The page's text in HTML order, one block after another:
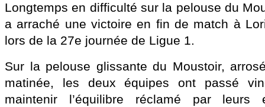
Longtemps en difficulté sur la pelouse du
a arraché une victoire en fin de match à
lors de la 27e journée de Ligue 1.
Sur la pelouse glissante du Moustoir,
matinée, les deux équipes ont passé
maintenir l’équilibre réclamé par leurs